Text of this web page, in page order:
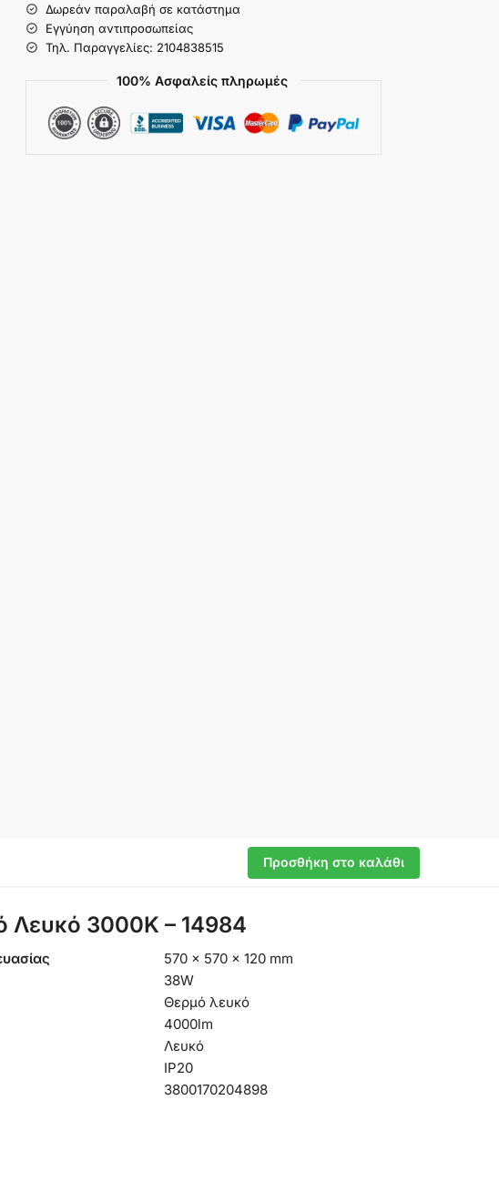
Δωρεάν παραλαβή σε κατάστημα
Εγγύηση αντιπροσωπείας
Τηλ. Παραγγελίες: 2104838515
100% Ασφαλείς πληρωμές
Προσθήκη στο καλάθι
Λευκό 3000K – 14984
570 × 570 × 120 mm
38W
Θερμό λευκό
4000lm
Λευκό
IP20
3800170204898